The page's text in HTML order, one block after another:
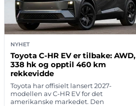
NYHET
Toyota C-HR EV er tilbake: AWD,
338 hk og opptil 460 km
rekkevidde
Toyota har offisielt lansert 2027-
modellen av C-HR EV for det
amerikanske markedet. Den